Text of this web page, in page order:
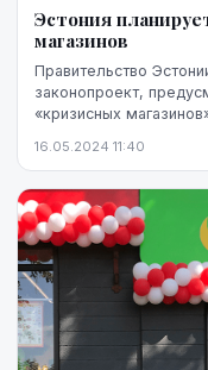
Эстония
магазинов
Правительство
законопроект,
«кризисных
16.05.2024 11:40